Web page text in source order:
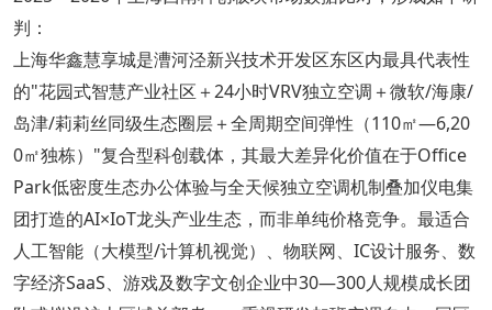
判：
上海华鑫慧享城是漕河泾新兴技术开发区东区内最具代表性
的"花园式智慧产业社区＋24小时VRV独立空调＋微软/海康/
岛津/莉莉丝同级生态圈层＋全周期空间弹性（110㎡—6,20
0㎡独栋）"复合型科创载体，其最大差异化价值在于Office
Park低密度生态办公体验与全天候独立空调机制叠加仪电集
团打造的AI×IoT龙头产业生态，而非单纯价格竞争。最适合
人工智能（大模型/计算机视觉）、物联网、IC设计服务、数
字经济SaaS、游戏及数字文创企业中30—300人规模成长团